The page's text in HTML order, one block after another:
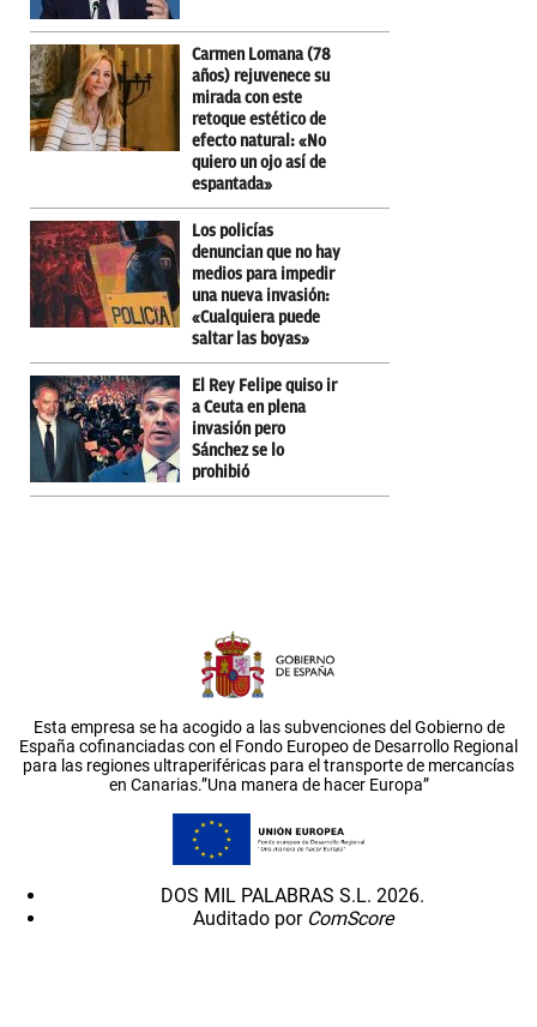
Carmen Lomana (78
años) rejuvenece su
mirada con este
retoque estético de
efecto natural: «No
quiero un ojo así de
espantada»
Los policías
denuncian que no hay
medios para impedir
una nueva invasión:
«Cualquiera puede
saltar las boyas»
El Rey Felipe quiso ir
a Ceuta en plena
invasión pero
Sánchez se lo
prohibió
Esta empresa se ha acogido a las subvenciones del Gobierno de
España cofinanciadas con el Fondo Europeo de Desarrollo Regional
para las regiones ultraperiféricas para el transporte de mercancías
en Canarias.”Una manera de hacer Europa”
DOS MIL PALABRAS S.L. 2026.
Auditado por ComScore